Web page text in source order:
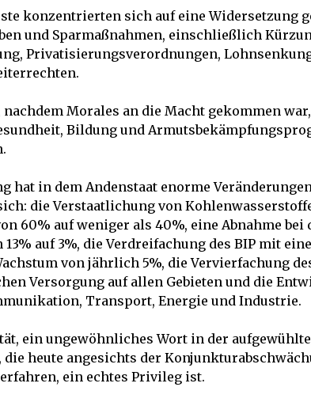
konzentrierten sich auf eine Widersetzung
und Sparmaßnahmen, einschließlich
Privatisierungsverordnungen,
nachdem Morales an die Macht gekommen
Bildung und
hat in dem Andenstaat enorme
die Verstaatlichung von
60% auf weniger als 40%, eine Abnahme bei
auf 3%, die Verdreifachung des BIP mit
von jährlich 5%, die Vervierfachung
Versorgung auf allen Gebieten und die
Transport, Energie und Industrie.
ein ungewöhnliches Wort in der
heute angesichts der
ein echtes Privileg ist.